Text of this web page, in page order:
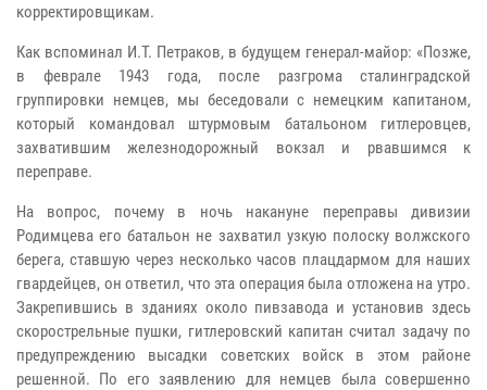
корректировщикам.
Как вспоминал И.Т. Петраков, в будущем генерал-майор: «Позже,
в феврале 1943 года, после разгрома сталинградской
группировки немцев, мы беседовали с немецким капитаном,
который командовал штурмовым батальоном гитлеровцев,
захватившим железнодорожный вокзал и рвавшимся к
переправе.
На вопрос, почему в ночь накануне переправы дивизии
Родимцева его батальон не захватил узкую полоску волжского
берега, ставшую через несколько часов плацдармом для наших
гвардейцев, он ответил, что эта операция была отложена на утро.
Закрепившись в зданиях около пивзавода и установив здесь
скорострельные пушки, гитлеровский капитан считал задачу по
предупреждению высадки советских войск в этом районе
решенной. По его заявлению для немцев была совершенно